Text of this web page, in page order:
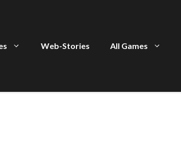
Web-Stories All Games